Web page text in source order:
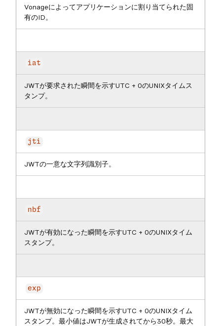
Vonageによってアプリケーションに割り当てられた固
有のID。
iat
JWTが要求された瞬間を示すUTC + 0のUNIXタイムス
タンプ。
jti
JWTの一意な文字列識別子。
nbf
JWTが有効になった瞬間を示すUTC + 0のUNIXタイム
スタンプ。
exp
JWTが無効になった瞬間を示すUTC + 0のUNIXタイム
スタンプ。最小値はJWTが生成されてから30秒。最大